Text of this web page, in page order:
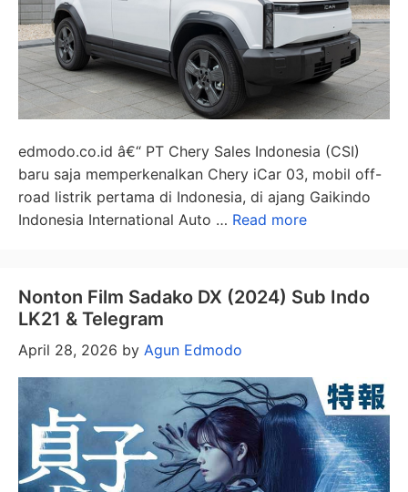
edmodo.co.id â€“ PT Chery Sales Indonesia (CSI)
baru saja memperkenalkan Chery iCar 03, mobil off-
road listrik pertama di Indonesia, di ajang Gaikindo
Indonesia International Auto … Read more
Nonton Film Sadako DX (2024) Sub Indo
LK21 & Telegram
April 28, 2026 by Agun Edmodo